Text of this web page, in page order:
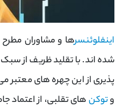
اینفلوئنسرها و مشاوران مطرح
شده ‌اند. با تقلید ظریف از
پذیری از این چهره ‌های معتبر
وتوکن‌های تقلبی، از اعتماد